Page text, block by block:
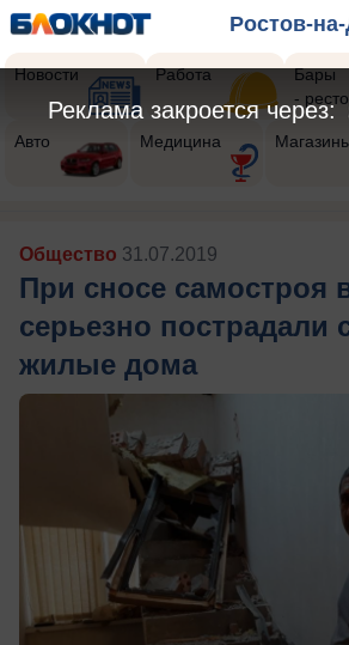
Ростов-
Новости Работа
Бары
-
Авто Медицина
Общество 31.07.2019
При сносе самостроя
серьезно пострадали
жилые дома
Реклама закроется через: